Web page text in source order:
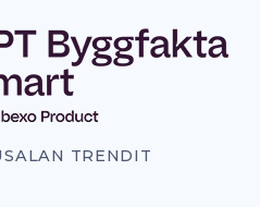
TRENDIT